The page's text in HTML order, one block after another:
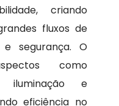
criando
fluxos de
segurança. O
como
iluminação e
eficiência no